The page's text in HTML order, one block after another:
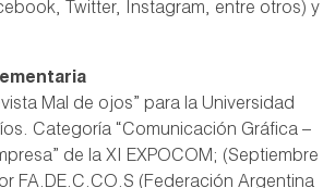
Twitter, Instagram, entre otros) y
Mal de ojos” para la Universidad
Categoría “Comunicación Gráfica –
de la XI EXPOCOM; (Septiembre
FA.DE.C.CO.S (Federación Argentina